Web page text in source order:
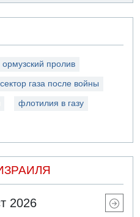
ормузский пролив
сектор газа после войны
флотилия в газу
2026